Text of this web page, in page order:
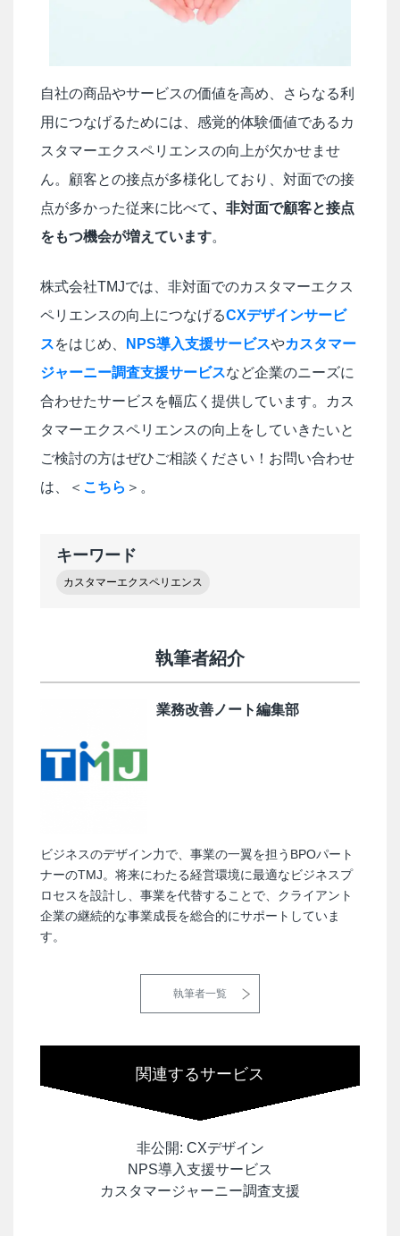
自社の商品やサービスの価値を高め、さらなる利
用につなげるためには、感覚的体験価値であるカ
スタマーエクスペリエンスの向上が欠かせませ
ん。顧客との接点が多様化しており、対面での接
点が多かった従来に比べて、非対面で顧客と接点
をもつ機会が増えています。
株式会社TMJでは、非対面でのカスタマーエクス
ペリエンスの向上につなげるCXデザインサービ
スをはじめ、 NPS導入支援サービスやカスタマー
ジャーニー調査支援サービスなど企業のニーズに
合わせたサービスを幅広く提供しています。カス
タマーエクスペリエンスの向上をしていきたいと
ご検討の方はぜひご相談ください！お問い合わせ
は、＜ こちら ＞。
キーワード
カスタマーエクスペリエンス
執筆者紹介
業務改善ノート編集部
ビジネスのデザイン力で、事業の一翼を担うBPOパート
ナーのTMJ。将来にわたる経営環境に最適なビジネスプ
ロセスを設計し、事業を代替することで、クライアント
企業の継続的な事業成長を総合的にサポートしていま
す。
執筆者一覧
関連するサービス
非公開: CXデザイン
NPS導入支援サービス
カスタマージャーニー調査支援